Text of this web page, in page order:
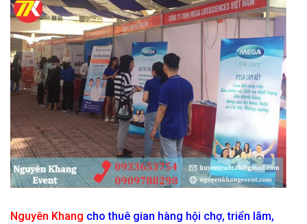
Nguyên Khang cho thuê gian hàng hội chợ, triển lãm,